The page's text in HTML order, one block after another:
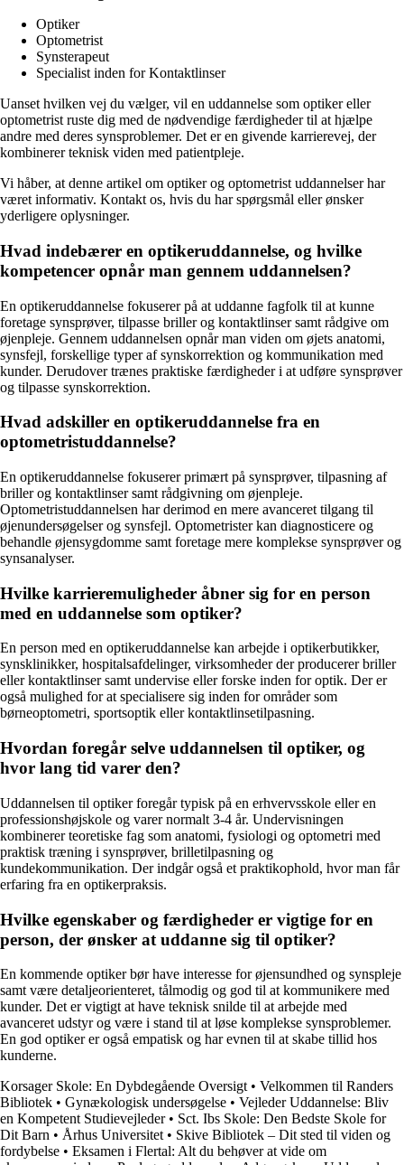
Optiker
Optometrist
Synsterapeut
Specialist inden for Kontaktlinser
Uanset hvilken vej du vælger, vil en uddannelse som optiker eller
optometrist ruste dig med de nødvendige færdigheder til at hjælpe
andre med deres synsproblemer. Det er en givende karrierevej, der
kombinerer teknisk viden med patientpleje.
Vi håber, at denne artikel om optiker og optometrist uddannelser har
været informativ. Kontakt os, hvis du har spørgsmål eller ønsker
yderligere oplysninger.
Hvad indebærer en optikeruddannelse, og hvilke
kompetencer opnår man gennem uddannelsen?
En optikeruddannelse fokuserer på at uddanne fagfolk til at kunne
foretage synsprøver, tilpasse briller og kontaktlinser samt rådgive om
øjenpleje. Gennem uddannelsen opnår man viden om øjets anatomi,
synsfejl, forskellige typer af synskorrektion og kommunikation med
kunder. Derudover trænes praktiske færdigheder i at udføre synsprøver
og tilpasse synskorrektion.
Hvad adskiller en optikeruddannelse fra en
optometristuddannelse?
En optikeruddannelse fokuserer primært på synsprøver, tilpasning af
briller og kontaktlinser samt rådgivning om øjenpleje.
Optometristuddannelsen har derimod en mere avanceret tilgang til
øjenundersøgelser og synsfejl. Optometrister kan diagnosticere og
behandle øjensygdomme samt foretage mere komplekse synsprøver og
synsanalyser.
Hvilke karrieremuligheder åbner sig for en person
med en uddannelse som optiker?
En person med en optikeruddannelse kan arbejde i optikerbutikker,
synsklinikker, hospitalsafdelinger, virksomheder der producerer briller
eller kontaktlinser samt undervise eller forske inden for optik. Der er
også mulighed for at specialisere sig inden for områder som
børneoptometri, sportsoptik eller kontaktlinsetilpasning.
Hvordan foregår selve uddannelsen til optiker, og
hvor lang tid varer den?
Uddannelsen til optiker foregår typisk på en erhvervsskole eller en
professionshøjskole og varer normalt 3-4 år. Undervisningen
kombinerer teoretiske fag som anatomi, fysiologi og optometri med
praktisk træning i synsprøver, brilletilpasning og
kundekommunikation. Der indgår også et praktikophold, hvor man får
erfaring fra en optikerpraksis.
Hvilke egenskaber og færdigheder er vigtige for en
person, der ønsker at uddanne sig til optiker?
En kommende optiker bør have interesse for øjensundhed og synspleje
samt være detaljeorienteret, tålmodig og god til at kommunikere med
kunder. Det er vigtigt at have teknisk snilde til at arbejde med
avanceret udstyr og være i stand til at løse komplekse synsproblemer.
En god optiker er også empatisk og har evnen til at skabe tillid hos
kunderne.
Korsager Skole: En Dybdegående Oversigt • Velkommen til Randers
Bibliotek • Gynækologisk undersøgelse • Vejleder Uddannelse: Bliv
en Kompetent Studievejleder• Sct. Ibs Skole: Den Bedste Skole for
Dit Barn • Århus Universitet • Skive Bibliotek – Dit sted til viden og
fordybelse • Eksamen i Flertal: Alt du behøver at vide om